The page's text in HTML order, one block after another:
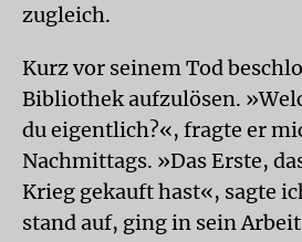
zugleich.
Kurz vor seinem Tod
Bibliothek aufzulösen.
du eigentlich?«, fragte er
Nachmittags. »Das Erste,
Krieg gekauft hast«, sagte
stand auf, ging in sein